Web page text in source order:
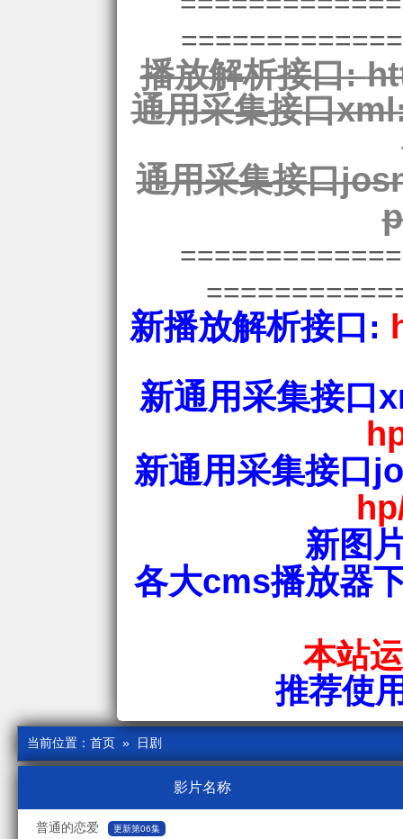
播放解析接口:
通用采集接口
通用采集接口
新播放解析接口:
新通用采集接口
新通用采集接口
新图
各大cms播放器
本站
推荐使
当前位置： 首页 » 日剧
影片名称
普通的恋爱 更新第06集